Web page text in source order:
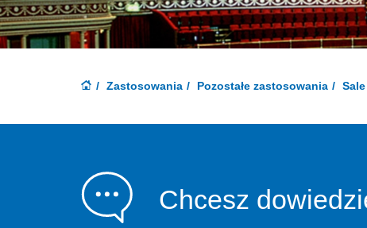
Zastosowania Pozostałe zastosowania
Chcesz